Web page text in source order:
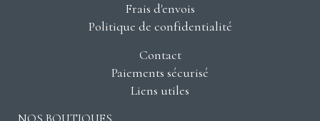
Frais d'envois
Politique de confidentialité
Contact
Paiements sécurisé
Liens utiles